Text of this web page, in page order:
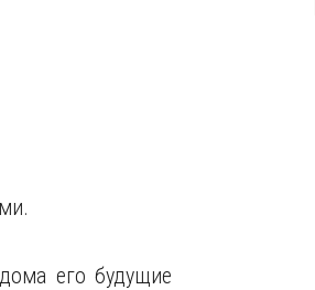
его будущие